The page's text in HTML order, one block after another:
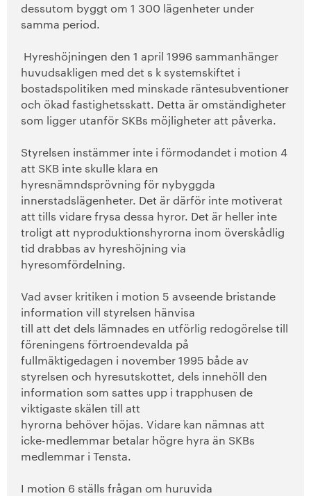
dessutom byggt om 1 300 lägenheter under
samma period.
Hyreshöjningen den 1 april 1996 sammanhänger
huvudsakligen med det s k systemskiftet i
bostadspolitiken med minskade räntesubventioner
och ökad fastighetsskatt. Detta är omständigheter
som ligger utanför SKBs möjligheter att påverka.
Styrelsen instämmer inte i förmodandet i motion 4
att SKB inte skulle klara en
hyresnämndsprövning för nybyggda
innerstadslägenheter. Det är därför inte motiverat
att tills vidare frysa dessa hyror. Det är heller inte
troligt att nyproduktionshyrorna inom överskådlig
tid drabbas av hyreshöjning via
hyresomfördelning.
Vad avser kritiken i motion 5 avseende bristande
information vill styrelsen hänvisa
till att det dels lämnades en utförlig redogörelse till
föreningens förtroendevalda på
fullmäktigedagen i november 1995 både av
styrelsen och hyresutskottet, dels innehöll den
information som sattes upp i trapphusen de
viktigaste skälen till att
hyrorna behöver höjas. Vidare kan nämnas att
icke-medlemmar betalar högre hyra än SKBs
medlemmar i Tensta.
I motion 6 ställs frågan om huruvida